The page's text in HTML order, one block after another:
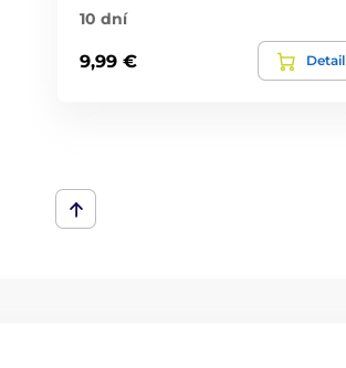
10 dní
9,99 € Detail